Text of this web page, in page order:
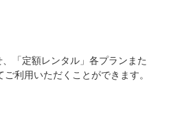
「定額レンタル」各プランまた
利用いただくことができます。